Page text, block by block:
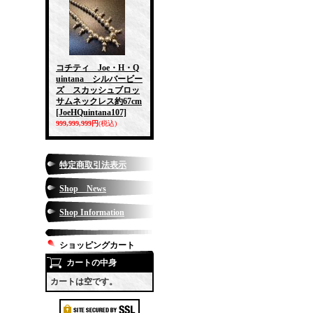
コチティ Joe・H・Q
uintana シルバービー
ズ スカッシュブロッ
サムネックレス約67cm
[JoeHQuintana107]
999,999,999円(税込)
特定商取引法表示
Shop News
Shop Information
ショッピングカート
カートの中身
カートは空です。